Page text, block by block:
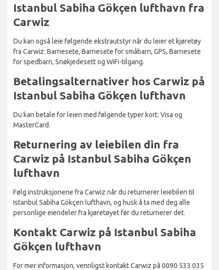
Istanbul Sabiha Gökçen lufthavn fra
Carwiz
Du kan også leie følgende ekstrautstyr når du leier et kjøretøy
fra Carwiz: Barnesete, Barnesete for småbarn, GPS, Barnesete
for spedbarn, Snøkjedesett og WiFi-tilgang.
Betalingsalternativer hos Carwiz på
Istanbul Sabiha Gökçen lufthavn
Du kan betale for leien med følgende typer kort: Visa og
MasterCard.
Returnering av leiebilen din fra
Carwiz på Istanbul Sabiha Gökçen
lufthavn
Følg instruksjonene fra Carwiz når du returnerer leiebilen til
Istanbul Sabiha Gökçen lufthavn, og husk å ta med deg alle
personlige eiendeler fra kjøretøyet før du returnerer det.
Kontakt Carwiz på Istanbul Sabiha
Gökçen lufthavn
For mer informasjon, vennligst kontakt Carwiz på 0090 533 035